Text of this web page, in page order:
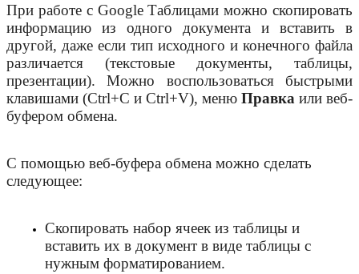
При работе с Google Таблицами можно скопировать
информацию из одного документа и вставить в
другой, даже если тип исходного и конечного файла
различается (текстовые документы, таблицы,
презентации). Можно воспользоваться быстрыми
клавишами (Ctrl+C и Ctrl+V), меню Правка или веб-
буфером обмена.
С помощью веб-буфера обмена можно сделать
следующее:
Скопировать набор ячеек из таблицы и
вставить их в документ в виде таблицы с
нужным форматированием.